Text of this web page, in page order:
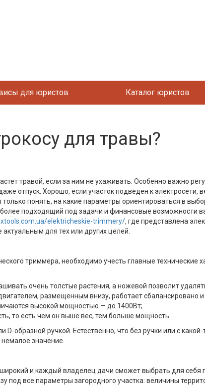
для юристов Каталог юристов
для травы?
травой, если за ним не ухаживать. Особенно важно
отпуск. Хорошо, если участок подведен к
понять, на какие параметры ориентироваться в
подходящий под задачи и финансовые возможности
elektricheskie-trimmery/, где представлена
для тех или других целей.
триммера, необходимо учесть главные технические
очень толстые растения, а ножевой позволит
размещенным внизу, работает сбалансировано и
высокой мощностью — до 1400Вт;
то есть чем он выше вес, тем больше мощность.
образной ручкой. Естественно, что без ручки или с
значение.
и каждый владелец дачи сможет выбрать для
под все параметры загородного участка: величины